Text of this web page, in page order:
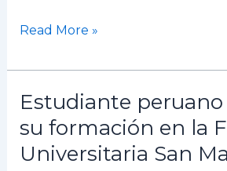
la
rural
Ciudad
Bolívar
Read More »
Estudiante
su formación en la
Universitaria San
Estudiante
peruano
fortalece
su